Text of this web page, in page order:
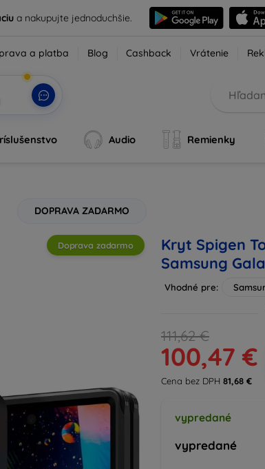
a nakupujte jednoduchšie.
a platba Blog Cashback Vrátenie
Audio Remienky
DOPRAVA ZADARMO
Doprava zadarmo
Kryt Spigen
Samsung
Vhodné pre:
111,62 €
100,47 €
Cena bez DPH 81,68 €
vypredané
vypredané